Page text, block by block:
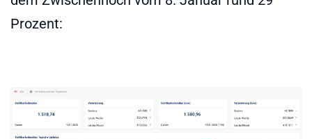
Prozent: